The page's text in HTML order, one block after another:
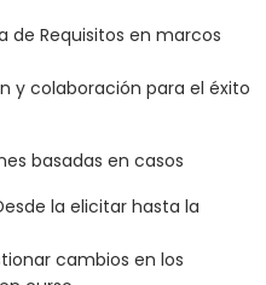
de Requisitos en marcos
y colaboración para el éxito
basadas en casos
la elicitar hasta la
cambios en los